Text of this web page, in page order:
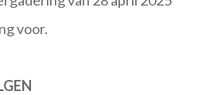
voor.